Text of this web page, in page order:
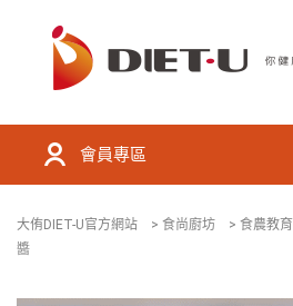
會員專區
大侑DIET-U官方網站 > 食尚廚坊 > 食農教育
醬